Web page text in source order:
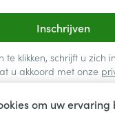
om uw ervaring
Inschrijven
te klikken, schrijft u zich
u akkoord met onze